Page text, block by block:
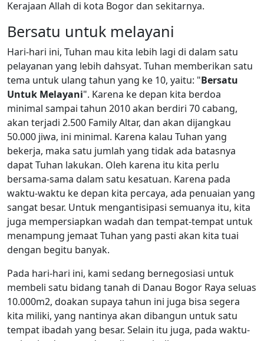
Kerajaan Allah di kota Bogor dan sekitarnya.
Bersatu untuk melayani
Hari-hari ini, Tuhan mau kita lebih lagi di dalam satu
pelayanan yang lebih dahsyat. Tuhan memberikan satu
tema untuk ulang tahun yang ke 10, yaitu: "Bersatu
Untuk Melayani". Karena ke depan kita berdoa
minimal sampai tahun 2010 akan berdiri 70 cabang,
akan terjadi 2.500 Family Altar, dan akan dijangkau
50.000 jiwa, ini minimal. Karena kalau Tuhan yang
bekerja, maka satu jumlah yang tidak ada batasnya
dapat Tuhan lakukan. Oleh karena itu kita perlu
bersama-sama dalam satu kesatuan. Karena pada
waktu-waktu ke depan kita percaya, ada penuaian yang
sangat besar. Untuk mengantisipasi semuanya itu, kita
juga mempersiapkan wadah dan tempat-tempat untuk
menampung jemaat Tuhan yang pasti akan kita tuai
dengan begitu banyak.
Pada hari-hari ini, kami sedang bernegosiasi untuk
membeli satu bidang tanah di Danau Bogor Raya seluas
10.000m2, doakan supaya tahun ini juga bisa segera
kita miliki, yang nantinya akan dibangun untuk satu
tempat ibadah yang besar. Selain itu juga, pada waktu-